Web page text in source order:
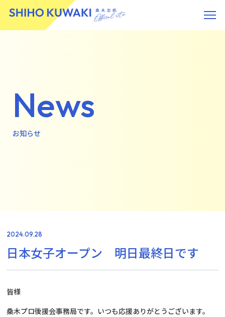
News
お知らせ
2024.09.28
日本女子オープン 明日最終日です
皆様
桑木プロ後援会事務局です。いつも応援ありがとうございます。